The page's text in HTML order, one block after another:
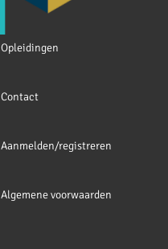
Opleidingen
Contact
Aanmelden/registreren
Algemene voorwaarden